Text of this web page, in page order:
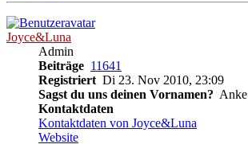
Joyce&Luna
Admin
Beiträge 11641
Registriert Di 23. Nov 2010, 23:09
Sagst du uns deinen Vornamen? Anke
Kontaktdaten
Kontaktdaten von Joyce&Luna
Website